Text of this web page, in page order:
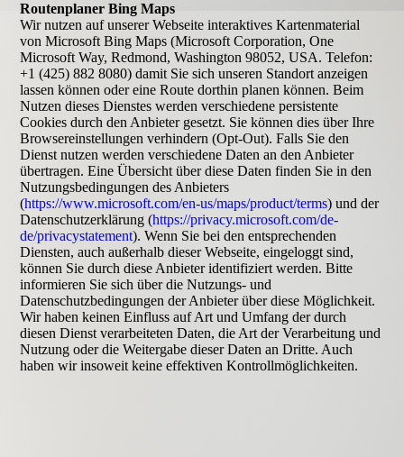
Routenplaner Bing Maps
Wir nutzen auf unserer Webseite interaktives Kartenmaterial
von Microsoft Bing Maps (Microsoft Corporation, One
Microsoft Way, Redmond, Washington 98052, USA. Telefon:
+1 (425) 882 8080) damit Sie sich unseren Standort anzeigen
lassen können oder eine Route dorthin planen können. Beim
Nutzen dieses Dienstes werden verschiedene persistente
Cookies durch den Anbieter gesetzt. Sie können dies über Ihre
Browsereinstellungen verhindern (Opt-Out). Falls Sie den
Dienst nutzen werden verschiedene Daten an den Anbieter
übertragen. Eine Übersicht über diese Daten finden Sie in den
Nutzungsbedingungen des Anbieters
(https://www.microsoft.com/en-us/maps/product/terms) und der
Datenschutzerklärung (https://privacy.microsoft.com/de-
de/privacystatement). Wenn Sie bei den entsprechenden
Diensten, auch außerhalb dieser Webseite, eingeloggt sind,
können Sie durch diese Anbieter identifiziert werden. Bitte
informieren Sie sich über die Nutzungs- und
Datenschutzbedingungen der Anbieter über diese Möglichkeit.
Wir haben keinen Einfluss auf Art und Umfang der durch
diesen Dienst verarbeiteten Daten, die Art der Verarbeitung und
Nutzung oder die Weitergabe dieser Daten an Dritte. Auch
haben wir insoweit keine effektiven Kontrollmöglichkeiten.